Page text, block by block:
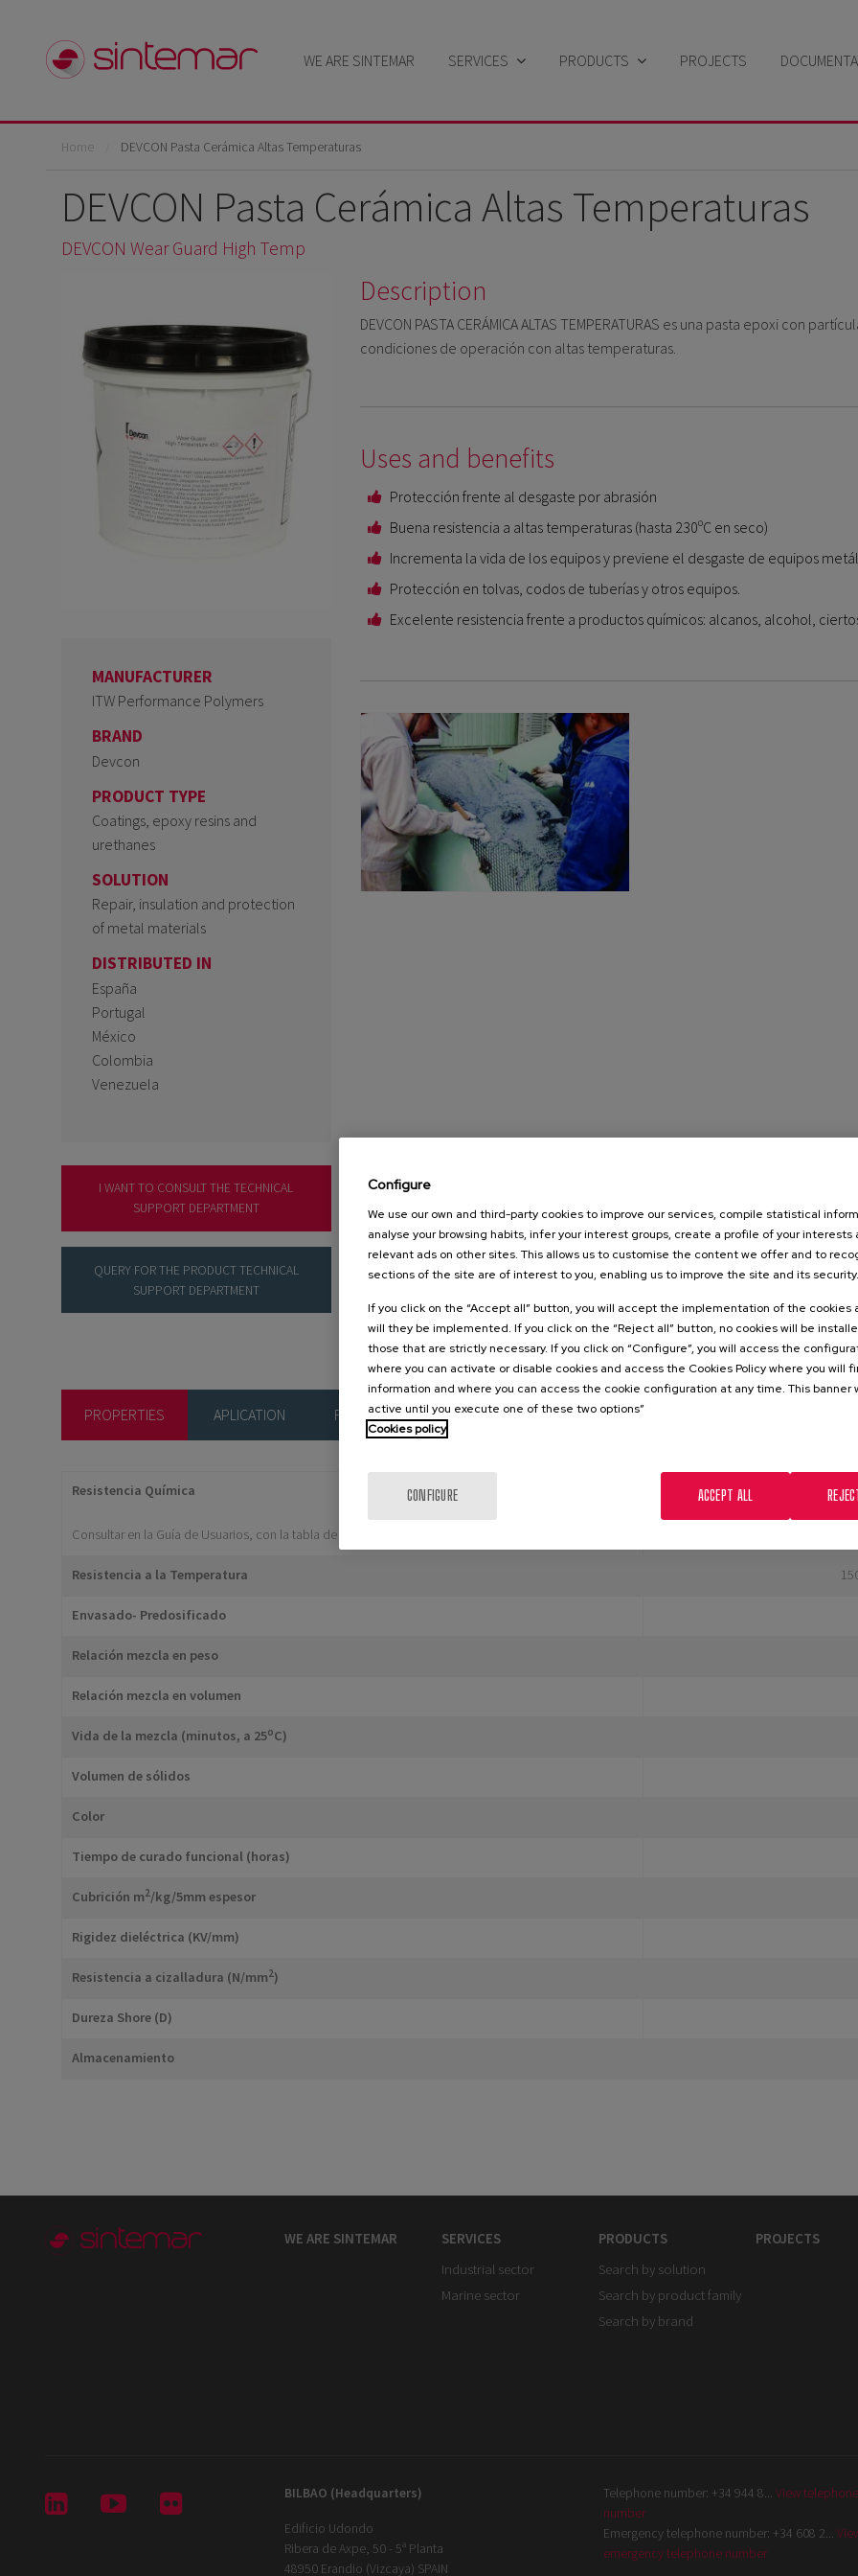
WE ARE SINTEMAR SERVICES
Industrial sector
PRODUCTS
Search by solution
Search by brand
PROJECTS
Safety data
You are here
Home DEVCON Pasta Cerámica Altas Temperaturas
DEVCON Pasta Cerámica Altas Temperaturas
DEVCON Wear Guard High Temp
MANUFACTURER
ITW Performance Polymers
BRAND
Devcon
PRODUCT TYPE
Coatings, epoxy resins and
urethanes
SOLUTION
Repair, insulation and protection
of metal materials
DISTRIBUTED IN
España
Portugal
México
Colombia
Venezuela
I WANT TO CONSULT THE TECHNICAL
SUPPORT DEPARTMENT
QUERY FOR THE PRODUCT TECHNICAL
SUPPORT DEPARTMENT
Description
DEVCON PASTA CERÁMICA ALTAS TEMPERATURAS es una pasta epoxi con
condiciones de operación con altas temperaturas.
Uses and benefits
Protección frente al desgaste por abrasión
Buena resistencia a altas temperaturas (hasta 230ºC en seco)
Incrementa la vida de los equipos y previene el desgaste de equipos
Protección en tolvas, codos de tuberías y otros equipos.
Excelente resistencia frente a productos químicos: alcanos, alcohol,
PROPERTIES APLICATION FORMATS DOCUMENTATION RELATED PRODUCTS
Resistencia Química
Consultar en la Guía de Usuarios, con la tabla de Resistencia Química de los Productos Devcon
Los sistemas epoxídicos presentan
aceites, detergentes; no se
Resistencia a la Temperatura
Envasado- Predosificado
Relación mezcla en peso
Relación mezcla en volumen
Vida de la mezcla (minutos, a 25oC)
Volumen de sólidos
Color
Tiempo de curado funcional (horas)
Cubrición m2/kg/5mm espesor
Rigidez dieléctrica (KV/mm)
Resistencia a cizalladura (N/mm2)
Dureza Shore (D)
Almacenamiento
WE ARE SINTEMAR
SERVICES
Industrial sector
Marine sector
PRODUCTS
Search by solution
Search by product family
Search by brand
PROJECTS
   BILBAO (Headquarters)
Edificio Udondo
Ribera de Axpe, 50 - 5ª Planta
48950 Erandio (Vizcaya) SPAIN
Telephone number: +34 944 8...View telephone
number
Emergency telephone number: +34 608 2...
emergency telephone number
Configure
We use our own and third-party cookies to improve our services, compile statistical
analyse your browsing habits, infer your interest groups, create a profile of your interests
relevant ads on other sites. This allows us to customise the content we offer and to
sections of the site are of interest to you, enabling us to improve the site and its security.
If you click on the “Accept all” button, you will accept the implementation of the cookies
will they be implemented. If you click on the “Reject all” button, no cookies will be
those that are strictly necessary. If you click on “Configure”, you will access the
where you can activate or disable cookies and access the Cookies Policy where you will
information and where you can access the cookie configuration at any time. This banner
active until you execute one of these two options”
Cookies policy
CONFIGURE ACCEPT ALL